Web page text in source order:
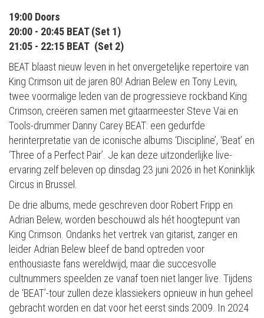
19:00 Doors
20:00 - 20:45 BEAT (Set 1)
21:05 - 22:15 BEAT (Set 2)
BEAT blaast nieuw leven in het onvergetelijke repertoire van
King Crimson uit de jaren 80! Adrian Belew en Tony Levin,
twee voormalige leden van de progressieve rockband King
Crimson, creëren samen met gitaarmeester Steve Vai en
Tools-drummer Danny Carey BEAT: een gedurfde
herinterpretatie van de iconische albums ‘Discipline’, ‘Beat’ en
‘Three of a Perfect Pair’. Je kan deze uitzonderlijke live-
ervaring zelf beleven op dinsdag 23 juni 2026 in het Koninklijk
Circus in Brussel.
De drie albums, mede geschreven door Robert Fripp en
Adrian Belew, worden beschouwd als hét hoogtepunt van
King Crimson. Ondanks het vertrek van gitarist, zanger en
leider Adrian Belew bleef de band optreden voor
enthousiaste fans wereldwijd, maar die succesvolle
cultnummers speelden ze vanaf toen niet langer live. Tijdens
de ‘BEAT’-tour zullen deze klassiekers opnieuw in hun geheel
gebracht worden en dat voor het eerst sinds 2009. In 2024